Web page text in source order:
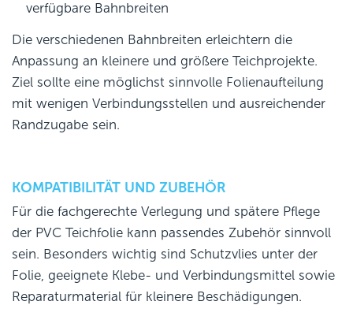
verfügbare Bahnbreiten
Die verschiedenen Bahnbreiten erleichtern die
Anpassung an kleinere und größere Teichprojekte.
Ziel sollte eine möglichst sinnvolle Folienaufteilung
mit wenigen Verbindungsstellen und ausreichender
Randzugabe sein.
KOMPATIBILITÄT UND ZUBEHÖR
Für die fachgerechte Verlegung und spätere Pflege
der PVC Teichfolie kann passendes Zubehör sinnvoll
sein. Besonders wichtig sind Schutzvlies unter der
Folie, geeignete Klebe- und Verbindungsmittel sowie
Reparaturmaterial für kleinere Beschädigungen.